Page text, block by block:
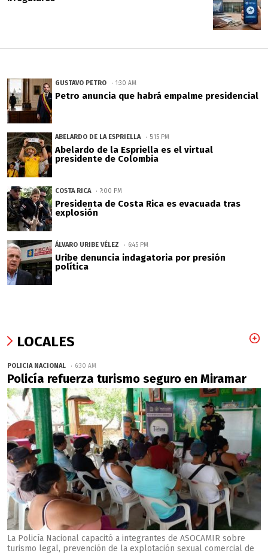
GUSTAVO PETRO 1:30 AM
Petro anuncia que habrá empalme presidencial
ABELARDO DE LA ESPRIELLA 5:15 PM
Abelardo de la Espriella es el virtual
presidente de Colombia
COSTA RICA 7:00 PM
Presidenta de Costa Rica es evacuada tras
explosión
ÁLVARO URIBE VÉLEZ 6:45 PM
Uribe denuncia indagatoria por presión
política
LOCALES
POLICIA NACIONAL 6:30 AM
Policía refuerza turismo seguro en Miramar
La Policía Nacional capacitó a integrantes de ASOCAMIR sobre
turismo legal, prevención de la explotación sexual comercial de